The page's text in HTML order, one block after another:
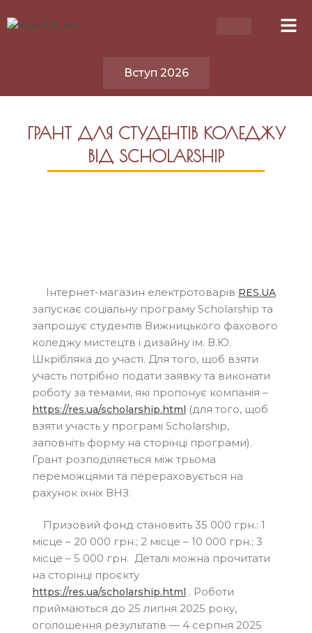
Вступ 2026
ГРАНТ ДЛЯ СТУДЕНТІВ КОЛЕДЖУ
ВІД SCHOLARSHIP
Інтернет-магазин електротоварів RES.UA
запускає соціальну програму Scholarship та
запрошує студентів Вижницького фахового
коледжу мистецтв і дизайну ім. В.Ю.
Шкрібляка до участі. Для того, щоб взяти
участь потрібно подати заявку та виконати
роботу за темами, які пропонує компанія –
https://res.ua/scholarship.html (для того, щоб
взяти участь у програмі Scholarship,
заповніть форму на сторінці програми).
Грант розподіляється між трьома
переможцями та перераховується на
рахунок їхніх ВНЗ.
Призовий фонд становить 35 000 грн.: 1
місце – 20 000 грн.; 2 місце – 10 000 грн.; 3
місце – 5 000 грн. Деталі можна прочитати
на сторінці проєкту
https://res.ua/scholarship.html . Роботи
приймаються до 25 липня 2025 року,
оголошення результатів — 4 серпня 2025